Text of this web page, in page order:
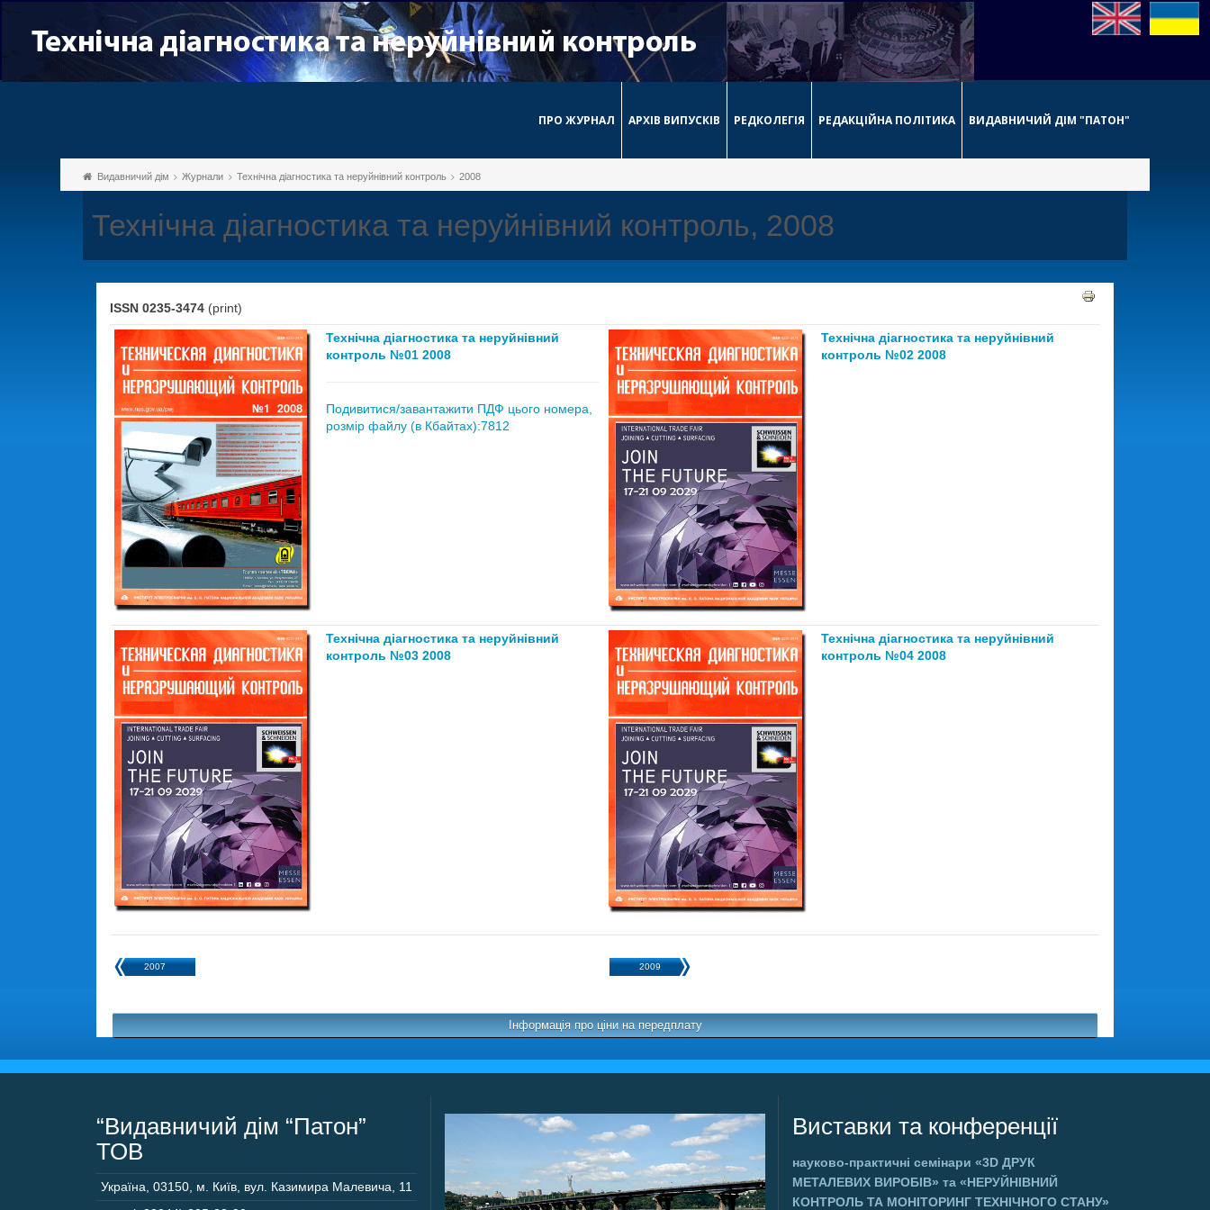
ПРО ЖУРНАЛ АРХІВ ВИПУСКІВ РЕДКОЛЕГІЯ РЕДАКЦІЙНА ПОЛІТИКА ВИДАВНИЧИЙ ДІМ "ПАТОН"
Видавничий дім Журнали Технічна діагностика та неруйнівний контроль 2008
Технічна діагностика та неруйнівний контроль, 2008
ISSN 0235-3474 (print)
Технічна діагностика та неруйнівний
контроль №01 2008
Подивитися/завантажити ПДФ цього номера,
розмір файлу (в Кбайтах):7812
Технічна діагностика та неруйнівний
контроль №02 2008
Технічна діагностика та неруйнівний
контроль №03 2008
Технічна діагностика та неруйнівний
контроль №04 2008
2007 2009
Інформація про ціни на передплату
“Видавничий дім “Патон”
ТОВ
Україна 03150 м. Київ, вул. Казимира Малевича, 11
Виставки та конференції
науково-практичні семінари«3D ДРУК
МЕТАЛЕВИХ ВИРОБІВ» та«НЕРУЙНІВНИЙ
КОНТРОЛЬ ТА МОНІТОРИНГ ТЕХНІЧНОГО СТАНУ»